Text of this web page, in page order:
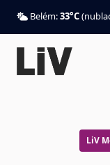
Belém:33°C
LiV